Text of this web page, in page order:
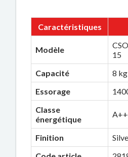
Caractéristiques
Modèle
15
Capacité
8 kg
Essorage
Classe
énergétique
Finition